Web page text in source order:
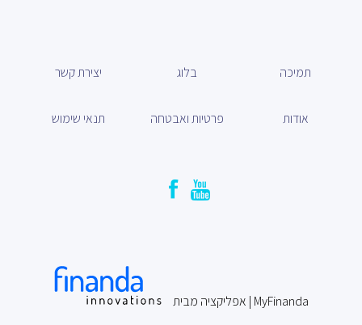
תמיכה בלוג יצירת קשר
אודות פרטיות ואבטחה תנאי שימוש
MyFinanda | אפליקציה מבית